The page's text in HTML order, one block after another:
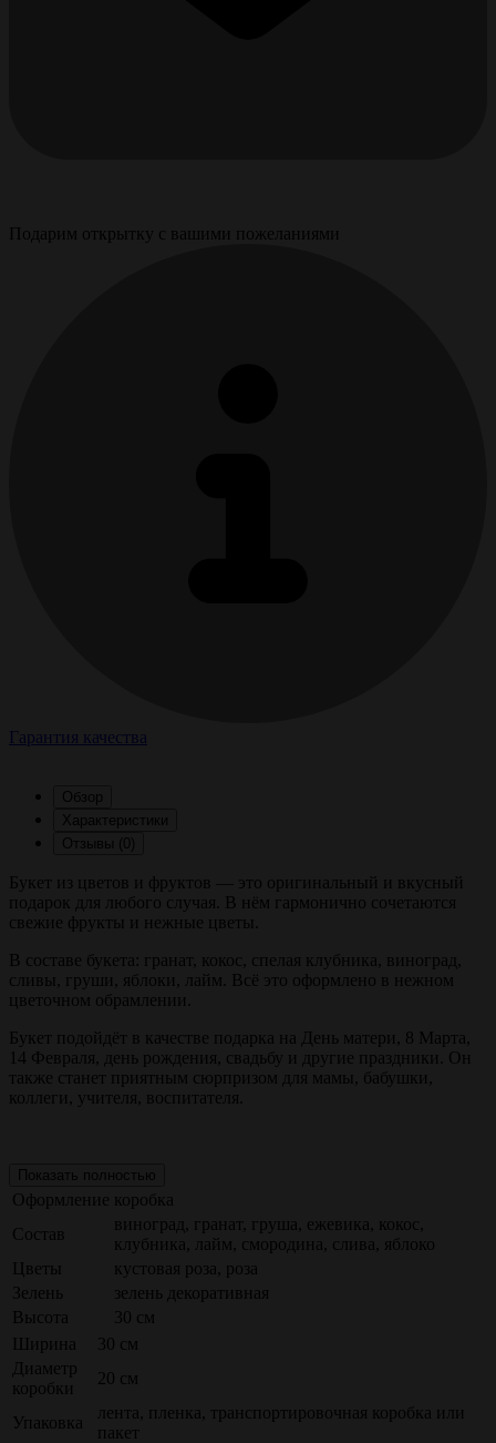
Подарим открытку с вашими пожеланиями
Гарантия качества
Обзор
Характеристики
Отзывы (0)
Букет из цветов и фруктов — это оригинальный и вкусный
подарок для любого случая. В нём гармонично сочетаются
свежие фрукты и нежные цветы.
В составе букета: гранат, кокос, спелая клубника, виноград,
сливы, груши, яблоки, лайм. Всё это оформлено в нежном
цветочном обрамлении.
Букет подойдёт в качестве подарка на День матери, 8 Марта,
14 Февраля, день рождения, свадьбу и другие праздники. Он
также станет приятным сюрпризом для мамы, бабушки,
коллеги, учителя, воспитателя.
Показать полностью
Оформление коробка
Состав
виноград, гранат, груша, ежевика, кокос,
клубника, лайм, смородина, слива, яблоко
Цветы
кустовая роза, роза
Зелень
зелень декоративная
Высота
30 см
Ширина
30 см
Диаметр
коробки
20 см
Упаковка
лента, пленка, транспортировочная коробка или
пакет